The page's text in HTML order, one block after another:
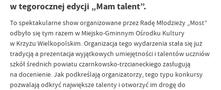
w tegorocznej edycji „Mam talent”.
To spektakularne show organizowane przez Radę Młodzieży „Most”
odbyło się tym razem w Miejsko-Gminnym Ośrodku Kultury
w Krzyżu Wielkopolskim. Organizacja tego wydarzenia stała się już
tradycją a prezentacja wyjątkowych umiejętności i talentów uczniów
szkół średnich powiatu czarnkowsko-trzcianeckiego zasługują
na docenienie. Jak podkreślają organizatorzy, tego typu konkursy
pozwalają odkryć największe talenty i otworzyć im drogę do